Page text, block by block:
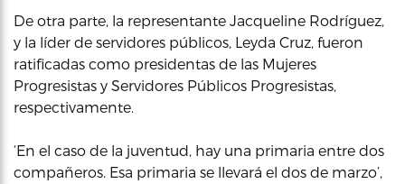
De otra parte, la representante Jacqueline Rodríguez,
y la líder de servidores públicos, Leyda Cruz, fueron
ratificadas como presidentas de las Mujeres
Progresistas y Servidores Públicos Progresistas,
respectivamente.
‘En el caso de la juventud, hay una primaria entre dos
compañeros. Esa primaria se llevará el dos de marzo’,